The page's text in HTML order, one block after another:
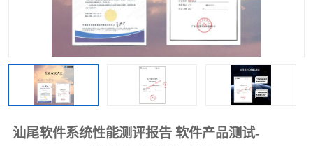
汕尾软件系统性能测评报告 软件产品测试-